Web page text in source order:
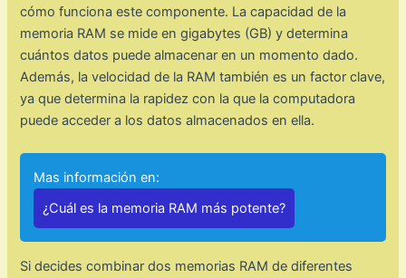
cómo funciona este componente. La capacidad de la
memoria RAM se mide en gigabytes (GB) y determina
cuántos datos puede almacenar en un momento dado.
Además, la velocidad de la RAM también es un factor clave,
ya que determina la rapidez con la que la computadora
puede acceder a los datos almacenados en ella.
Mas información en:
¿Cuál es la memoria RAM más potente?
Si decides combinar dos memorias RAM de diferentes